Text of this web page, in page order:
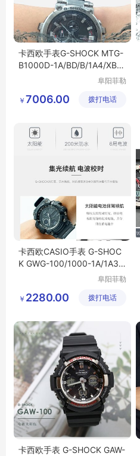
卡西欧手表G-SHOCK MTG-
B1000D-1A/BD/B/1A4/XB/X
阜阳菲勒
公司
￥ 7006.00 拨打电话
卡西欧CASIO手表 G-SHOC
K GWG-100/1000-1A/1A3/1
阜阳菲勒
公司
￥ 2280.00 拨打电话
卡西欧手表 G-SHOCK GAW-